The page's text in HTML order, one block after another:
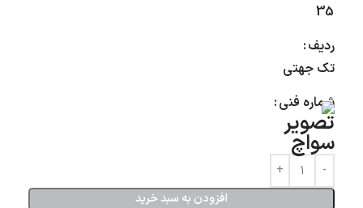
35
ردیف
تک جهتی
شماره فنی
افزودن به سبد خرید